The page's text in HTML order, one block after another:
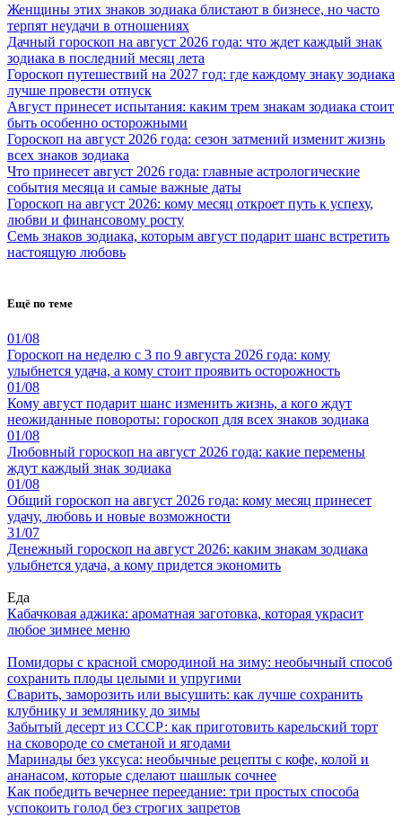
Женщины этих знаков зодиака блистают в бизнесе, но часто
терпят неудачи в отношениях
Дачный гороскоп на август 2026 года: что ждет каждый знак
зодиака в последний месяц лета
Гороскоп путешествий на 2027 год: где каждому знаку зодиака
лучше провести отпуск
Август принесет испытания: каким трем знакам зодиака стоит
быть особенно осторожными
Гороскоп на август 2026 года: сезон затмений изменит жизнь
всех знаков зодиака
Что принесет август 2026 года: главные астрологические
события месяца и самые важные даты
Гороскоп на август 2026: кому месяц откроет путь к успеху,
любви и финансовому росту
Семь знаков зодиака, которым август подарит шанс встретить
настоящую любовь
Ещё по теме
01/08
Гороскоп на неделю с 3 по 9 августа 2026 года: кому
улыбнется удача, а кому стоит проявить осторожность
01/08
Кому август подарит шанс изменить жизнь, а кого ждут
неожиданные повороты: гороскоп для всех знаков зодиака
01/08
Любовный гороскоп на август 2026 года: какие перемены
ждут каждый знак зодиака
01/08
Общий гороскоп на август 2026 года: кому месяц принесет
удачу, любовь и новые возможности
31/07
Денежный гороскоп на август 2026: каким знакам зодиака
улыбнется удача, а кому придется экономить
Еда
Кабачковая аджика: ароматная заготовка, которая украсит
любое зимнее меню
Помидоры с красной смородиной на зиму: необычный способ
сохранить плоды целыми и упругими
Сварить, заморозить или высушить: как лучше сохранить
клубнику и землянику до зимы
Забытый десерт из СССР: как приготовить карельский торт
на сковороде со сметаной и ягодами
Маринады без уксуса: необычные рецепты с кофе, колой и
ананасом, которые сделают шашлык сочнее
Как победить вечернее переедание: три простых способа
успокоить голод без строгих запретов